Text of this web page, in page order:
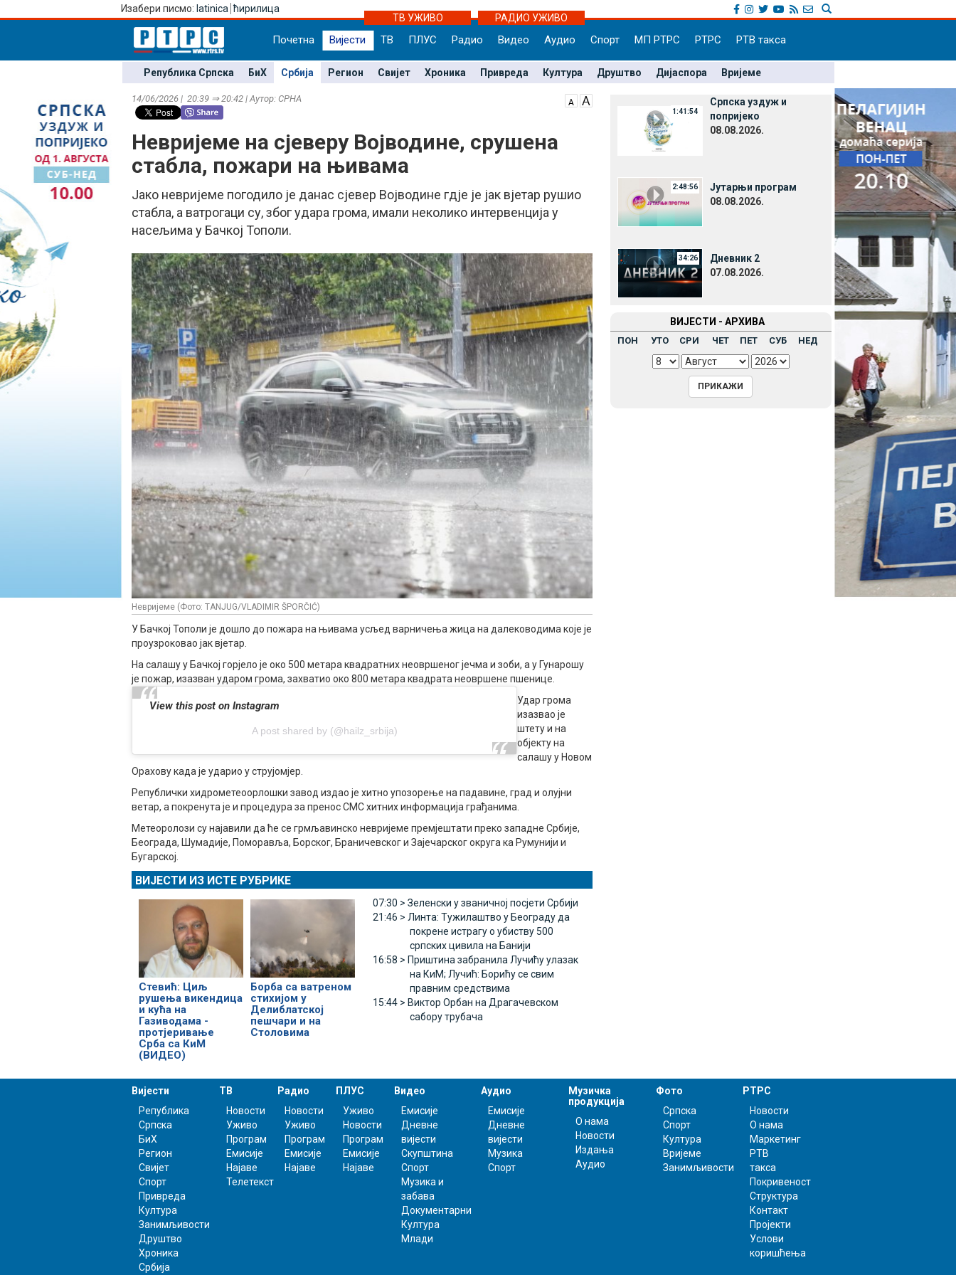
Изабери писмо: latinica ћирилица
ТВ УЖИВО
РАДИО УЖИВО
Почетна Вијести ТВ ПЛУС Радио Видео Аудио Спорт МП РТРС РТРС РТВ такса
Република Српска БиХ Србија Регион Свијет Хроника Привреда Култура Друштво Дијаспора Вријеме
14/06/2026 | 20:39 ⇒ 20:42 | Аутор: СРНА
Невријеме на сјеверу Војводине, срушена
стабла, пожари на њивама
Јако невријеме погодило је данас сјевер Војводине гдје је јак вјетар рушио
стабла, а ватрогаци су, због удара грома, имали неколико интервенција у
насељима у Бачкој Тополи.
Невријеме (Фото: TANJUG/VLADIMIR ŠPORČIĆ)
У Бачкој Тополи је дошло до пожара на њивама усљед варничења жица на далеководима које је
проузроковао јак вјетар.
На салашу у Бачкој горјело је око 500 метара квадратних неовршеног јечма и зоби, а у Гунарошу
је пожар, изазван ударом грома, захватио око 800 метара квадрата неовршене пшенице.
View this post on Instagram
A post shared by (@hailz_srbija)
Удар грома
изазвао је
штету и на
објекту на
салашу у Новом
Орахову када је ударио у струјомјер.
Републички хидрометеоорлошки завод издао је хитно упозорење на падавине, град и олујни
ветар, а покренута је и процедура за пренос СМС хитних информација грађанима.
Метеоролози су најавили да ће се грмљавинско невријеме премјештати преко западне Србије,
Београда, Шумадије, Поморавља, Борског, Браничевског и Зајечарског округа ка Румунији и
Бугарској.
ВИЈЕСТИ ИЗ ИСТЕ РУБРИКЕ
Стевић: Циљ
рушења викендица
и кућа на
Газиводама -
протјеривање
Срба са КиМ
(ВИДЕО)
Борба са ватреном
стихијом у
Делиблатској
пешчари и на
Столовима
07:30 > Зеленски у званичној посјети Србији
21:46 > Линта: Tужилаштво у Београду да
покрене истрагу о убиству 500
српских цивила на Банији
16:58 > Приштина забранила Лучићу улазак
на КиМ; Лучић: Борићу се свим
правним средствима
15:44 > Виктор Орбан на Драгачевском
сабору трубача
1:41:54
Српска уздуж и
попријеко
08.08.2026.
2:48:56
Јутарњи програм
08.08.2026.
34:26
Дневник 2
07.08.2026.
ВИЈЕСТИ - АРХИВА
ПОН УТО СРИ ЧЕТ ПЕТ СУБ НЕД
Вијести
Република
Српска
БиХ
Регион
Свијет
Спорт
Привреда
Култура
Занимљивости
Друштво
Хроника
Србија
ТВ
Новости
Уживо
Програм
Емисије
Најаве
Телетекст
Радио
Новости
Уживо
Програм
Емисије
Најаве
ПЛУС
Уживо
Новости
Програм
Емисије
Најаве
Видео
Емисије
Дневне
вијести
Скупштина
Спорт
Музика и
забава
Документарни
Култура
Млади
Аудио
Емисије
Дневне
вијести
Музика
Спорт
Музичка
продукција
О нама
Новости
Издања
Аудио
Фото
Српска
Спорт
Култура
Вријеме
Занимљивости
РТРС
Новости
О нама
Маркетинг
РТВ
такса
Покривеност
Структура
Контакт
Пројекти
Услови
коришћења